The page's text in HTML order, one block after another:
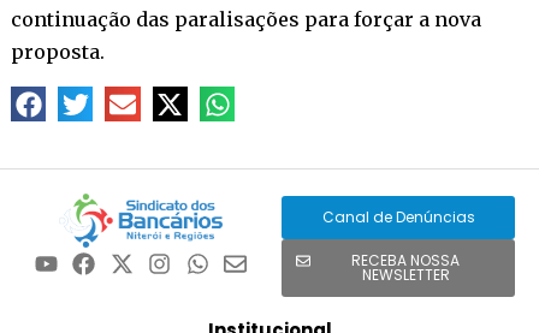
continuação das paralisações para forçar a nova
proposta.
Canal de Denúncias
RECEBA NOSSA
NEWSLETTER